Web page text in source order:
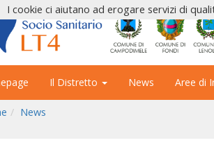
Il Distretto News Aree di
News
I cookie ci aiutano ad erogare servizi di